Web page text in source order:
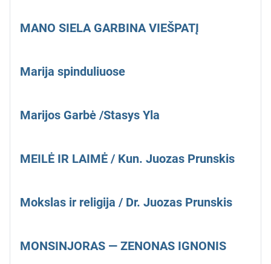
MANO SIELA GARBINA VIEŠPATĮ
Marija spinduliuose
Marijos Garbė /Stasys Yla
MEILĖ IR LAIMĖ / Kun. Juozas Prunskis
Mokslas ir religija / Dr. Juozas Prunskis
MONSINJORAS — ZENONAS IGNONIS